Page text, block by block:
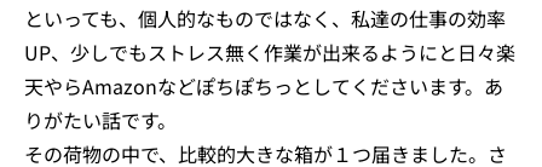
といっても、個人的なものではなく、私達の仕事の効率
UP、少しでもストレス無く作業が出来るようにと日々楽
天やらAmazonなどぽちぽちっとしてくださいます。あ
りがたい話です。
その荷物の中で、比較的大きな箱が１つ届きました。さ